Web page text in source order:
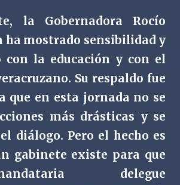
la Gobernadora Rocío
ha mostrado sensibilidad y
con la educación y con el
Su respaldo fue
que en esta jornada no se
más drásticas y se
diálogo. Pero el hecho es
gabinete existe para que
delegue